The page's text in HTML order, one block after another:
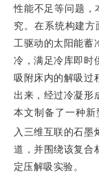
性能不足等问题
究。在系统构建
工驱动的太阳能蓄
冷，满足冷库即时
吸附床内的解吸过
出来，经过冷凝形
本文制备了一种新
入三维互联的石墨
道，并围绕该复合
定压解吸实验。